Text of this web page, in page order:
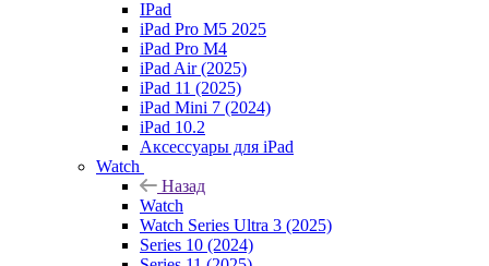
IPad
iPad Pro M5 2025
iPad Pro M4
iPad Air (2025)
iPad 11 (2025)
iPad Mini 7 (2024)
iPad 10.2
Аксессуары для iPad
Watch
Назад
Watch
Watch Series Ultra 3 (2025)
Series 10 (2024)